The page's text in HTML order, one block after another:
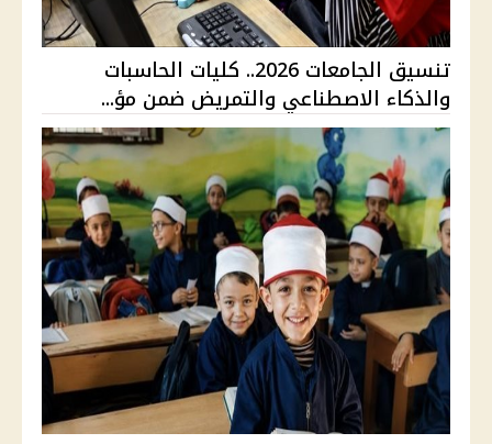
تنسيق الجامعات 2026.. كليات الحاسبات
والذكاء الاصطناعي والتمريض ضمن مؤ...